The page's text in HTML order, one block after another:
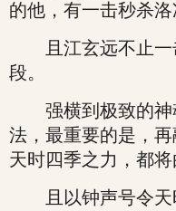
的他，有一击秒杀洛
且江玄远不止一
段。
强横到极致的神
法，最重要的是，
天时四季之力，都将
且以钟声号令天